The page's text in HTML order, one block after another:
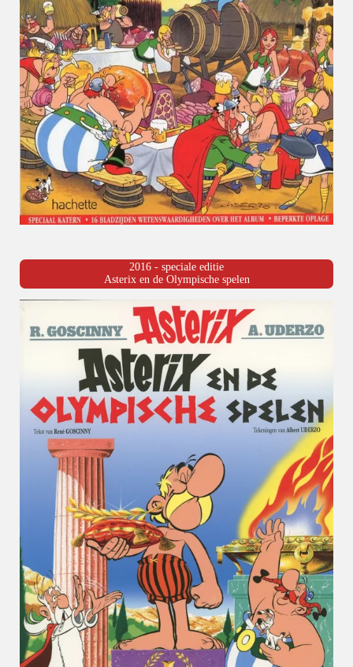
2016 - speciale editie
Asterix en de Olympische spelen